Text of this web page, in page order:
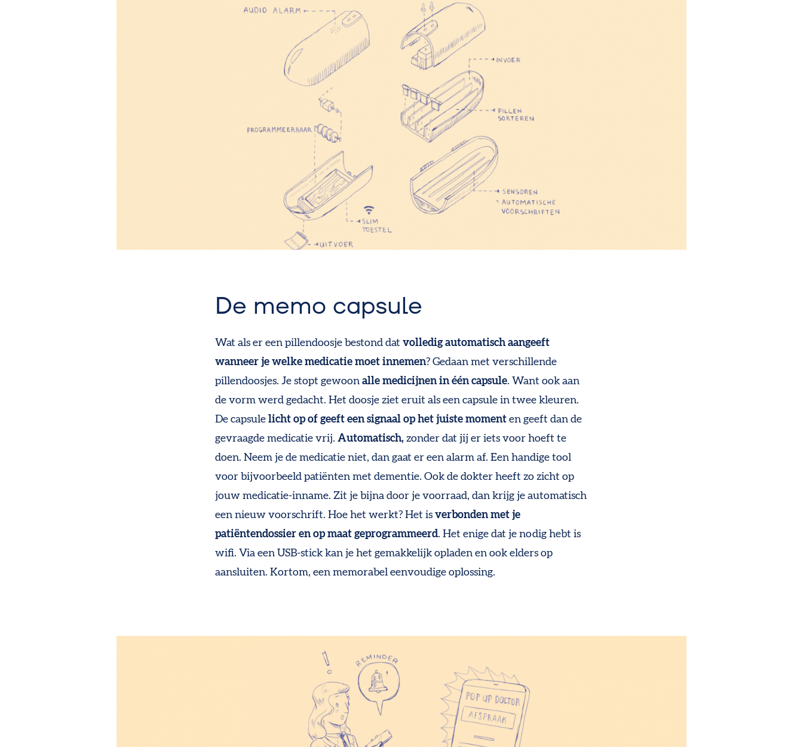
De memo capsule
Wat als er een pillendoosje bestond datvolledig automatisch aangeeft
wanneer je welke medicatie moet innemen?Gedaan met verschillende
pillendoosjes. Je stopt gewoonalle medicijnen in één capsule. Want ook aan
de vorm werd gedacht. Het doosje ziet eruit als een capsule in twee kleuren.
De capsule licht op of geeft een signaal op het juiste moment en geeft dan de
gevraagde medicatie vrij. Automatisch, zonder dat jij er iets voor hoeft te
doen. Neem je de medicatie niet, dan gaat er een alarm af. Een handige tool
voor bijvoorbeeldpatiënten met dementie.Ook de dokter heeft zo zicht op
jouw medicatie-inname.Zit je bijna door je voorraad, dan krijg je automatisch
een nieuw voorschrift. Hoe het werkt? Het isverbonden met je
patiëntendossier en op maat geprogrammeerd. Het enige dat je nodig hebt is
wifi. Via een USB-stick kan je het gemakkelijk opladen en ook elders op
aansluiten. Kortom, een memorabel eenvoudige oplossing.